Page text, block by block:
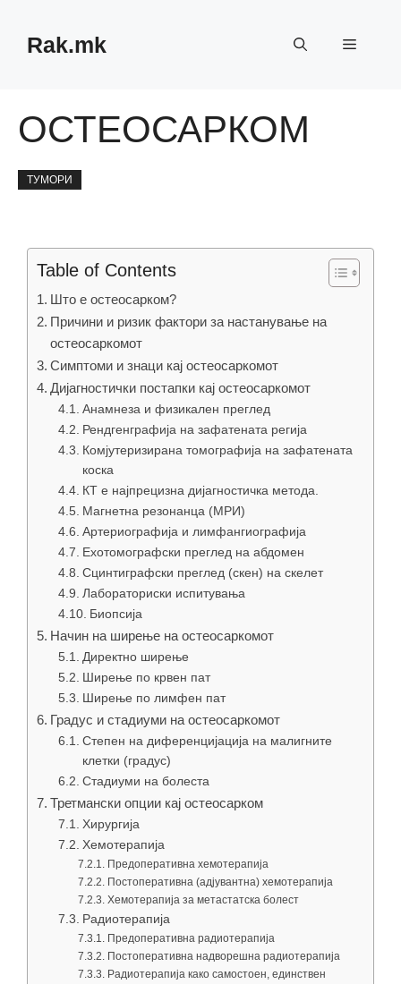
contentRak.mk Menu
ОСТЕОСАРКОМ
ТУМОРИ
Table of Contents
Што е остеосарком?
Причини и ризик фактори за настанување на
остеосаркомот
Симптоми и знаци кај остеосаркомот
Дијагностички постапки кај остеосаркомот
Анамнеза и физикален преглед
Рендгенграфија на зафатената регија
Комјутеризирана томографија на зафатената
коска
КТ е најпрецизна дијагностичка метода.
Магнетна резонанца (МРИ)
Артериографија и лимфангиографија
Ехотомографски преглед на абдомен
Сцинтиграфски преглед (скен) на скелет
Лабораториски испитувања
Биопсија
Начин на ширење на остеосаркомот
Директно ширење
Ширење по крвен пат
Ширење по лимфен пат
Градус и стадиуми на остеосаркомот
Степен на диференцијација на малигните
клетки (градус)
Стадиуми на болеста
Третмански опции кај остеосарком
Хирургија
Хемотерапија
Предоперативна хемотерапија
Постоперативна (адјувантна) хемотерапија
Хемотерапија за метастатска болест
Радиотерапија
Предоперативна радиотерапија
Постоперативна надворешна радиотерапија
Радиотерапија како самостоен, единствен